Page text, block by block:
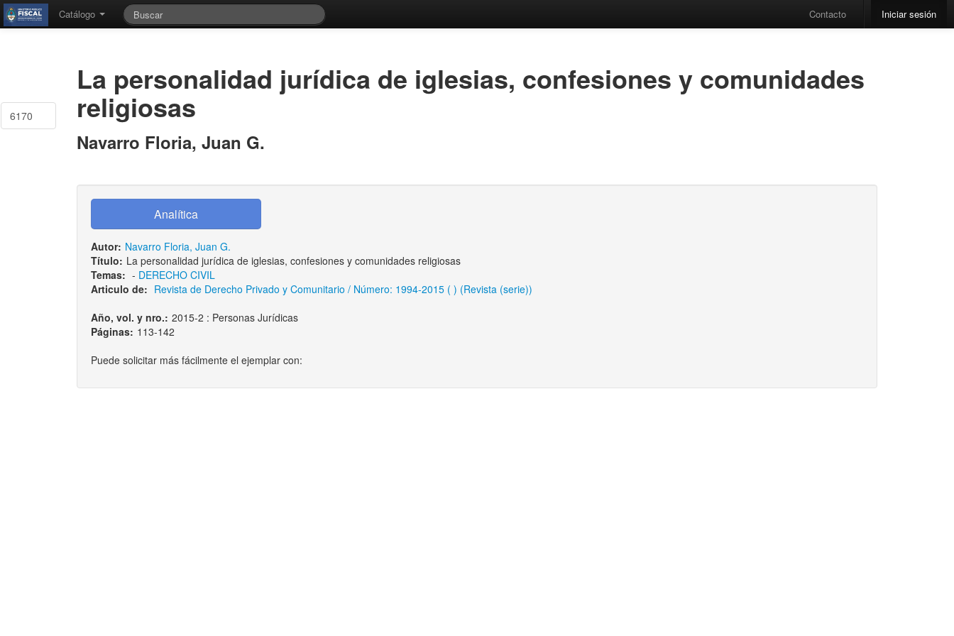
Catálogo Contacto Iniciar sesión
6170
La personalidad jurídica de iglesias, confesiones y comunidades
religiosas
Navarro Floria, Juan G.
Autor: Navarro Floria, Juan G.
Título: La personalidad jurídica de iglesias, confesiones y comunidades religiosas
Temas: - DERECHO CIVIL
Articulo de: Revista de Derecho Privado y Comunitario / Número: 1994-2015 ( ) (Revista (serie))
Año, vol. y nro.: 2015-2 : Personas Jurídicas
Páginas: 113-142
Puede solicitar más fácilmente el ejemplar con: